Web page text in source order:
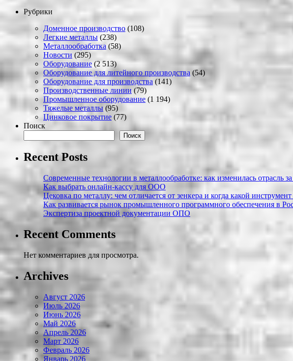
Рубрики
Доменное производство (108)
Легкие металлы (238)
Металлообработка (58)
Новости (295)
Оборудование (2 513)
Оборудование для литейного производства (54)
Оборудование для производства (141)
Производственные линии (79)
Промышленное оборудование (1 194)
Тяжелые металлы (95)
Цинковое покрытие (77)
Поиск
Поиск
Recent Posts
Современные технологии в металлообработке: как изменилась отрасль
Как выбрать онлайн-кассу для ООО
Цековка по металлу: чем отличается от зенкера и когда какой
Как развивается рынок промышленного программного обеспечения в
Экспертиза проектной документации ОПО
Recent Comments
Нет комментариев для просмотра.
Archives
Август 2026
Июль 2026
Июнь 2026
Май 2026
Апрель 2026
Март 2026
Февраль 2026
Январь 2026